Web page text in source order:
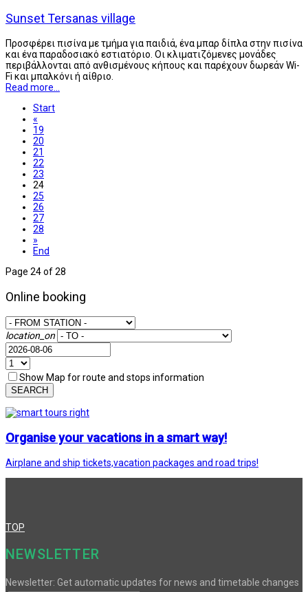
Sunset Tersanas village
Προσφέρει πισίνα με τμήμα για παιδιά, ένα μπαρ δίπλα στην πισίνα
και ένα παραδοσιακό εστιατόριο. Οι κλιματιζόμενες μονάδες
περιβάλλονται από ανθισμένους κήπους και παρέχουν δωρεάν Wi-
Fi και μπαλκόνι ή αίθριο.
Read more...
Start
«
19
20
21
22
23
24
25
26
27
28
»
End
Page 24 of 28
Online booking
location_on
Show Map for route and stops information
SEARCH
Organise your vacations in a smart way!
Airplane and ship tickets,vacation packages and road trips!
TOP
NEWSLETTER
Newsletter: Get automatic updates for news and timetable changes